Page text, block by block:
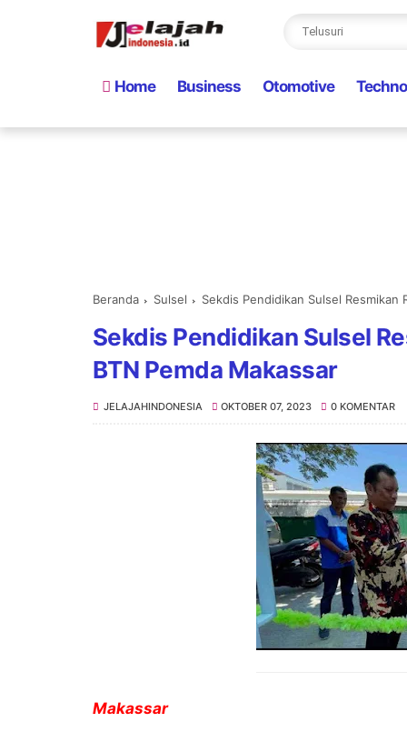
Home Business Otomotive
Beranda Sulsel Sekdis Pendidikan Sulsel Resmikan
Sekdis Pendidikan Sulsel
BTN Pemda Makassar
JELAJAHINDONESIA OKTOBER 07, 2023 0 KOMENTAR
Makassar